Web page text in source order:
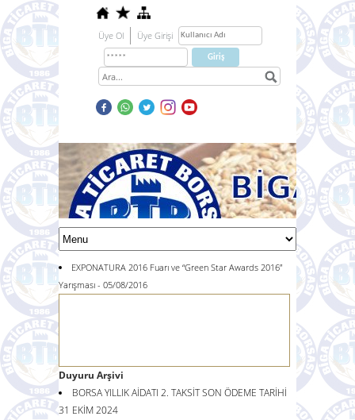
Üye Ol Üye Girişi
EXPONATURA 2016 Fuarı ve “Green Star Awards 2016”
Yarışması - 05/08/2016
Duyuru Arşivi
BORSA YILLIK AİDATI 2. TAKSİT SON ÖDEME TARİHİ
31 EKİM 2024